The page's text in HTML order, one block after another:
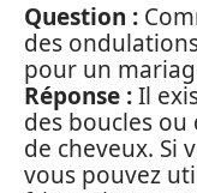
Question :
des
pour un
Réponse :Il
des boucles
de cheveux. Si
vous pouvez